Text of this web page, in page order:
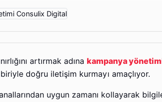
artırmak adına kampanya
doğru iletişim kurmayı amaçlıyor.
uygun zamanı kollayarak